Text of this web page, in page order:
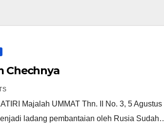
Chechnya
Majalah UMMAT Thn. II No. 3, 5 Agustus
ladang pembantaian oleh Rusia